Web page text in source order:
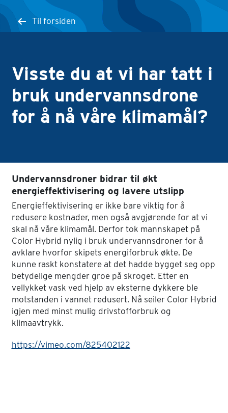
Til forsiden
Visste du at vi har tatt i
bruk undervannsdrone
for å nå våre klimamål?
Undervannsdroner bidrar til økt
energieffektivisering og lavere utslipp
Energieffektivisering er ikke bare viktig for å
redusere kostnader, men også avgjørende for at vi
skal nå våre klimamål. Derfor tok mannskapet på
Color Hybrid nylig i bruk undervannsdroner for å
avklare hvorfor skipets energiforbruk økte. De
kunne raskt konstatere at det hadde bygget seg opp
betydelige mengder groe på skroget. Etter en
vellykket vask ved hjelp av eksterne dykkere ble
motstanden i vannet redusert. Nå seiler Color Hybrid
igjen med minst mulig drivstofforbruk og
klimaavtrykk.
https://vimeo.com/825402122